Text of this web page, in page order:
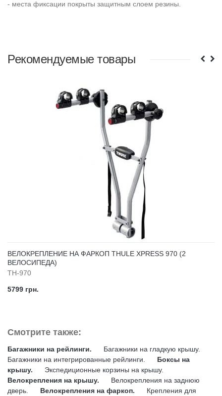
- места фиксации покрыты защитным слоем резины.
Рекомендуемые товары
ВЕЛОКРЕПЛЕНИЕ НА ФАРКОП THULE XPRESS 970 (2
ВЕЛОСИПЕДА)
TH-970
5799 грн.
Смотрите также:
Багажники на рейлинги.
Багажники на гладкую крышу.
Багажники на интегрированные рейлинги.
Боксы на
крышу.
Экспедиционные корзины на крышу.
Велокрепления на крышу.
Велокрепления на заднюю
дверь.
Велокрепления на фаркоп.
Крепления для